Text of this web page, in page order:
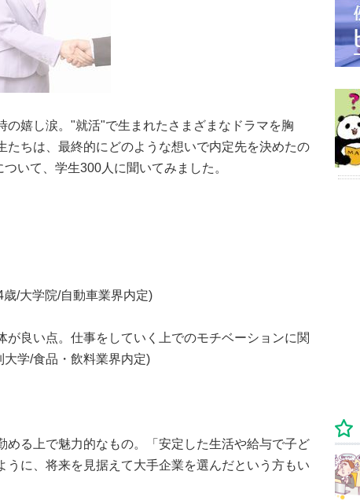
嬉し涙。"就活"で生まれたさまざまなドラマを胸
たちは、最終的にどのような想いで内定先を決めたの
いて、学生300人に聞いてみました。
歳/大学院/自動車業界内定)
が良い点。仕事をしていく上でのモチベーションに関
学/食品・飲料業界内定)
める上で魅力的なもの。「安定した生活や給与で子ど
うに、将来を見据えて大手企業を選んだという方もい